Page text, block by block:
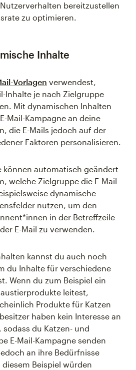
bereitzustellen
zu optimieren.
Inhalte
Vorlagen verwendest,
Inhalte je nach Zielgruppe
Mit dynamischen Inhalten
Mail-Kampagne an deine
die E-Mails jedoch auf der
Faktoren personalisieren.
können automatisch geändert
welche Zielgruppe die E-Mail
dynamische
nutzen, um den
in der Betreffzeile
E-Mail zu verwenden.
kannst du auch noch
du Inhalte für verschiedene
Wenn du zum Beispiel ein
leitest,
Produkte für Katzen
haben kein Interesse an
du Katzen- und
E-Mail-Kampagne senden
an ihre Bedürfnisse
Beispiel würden